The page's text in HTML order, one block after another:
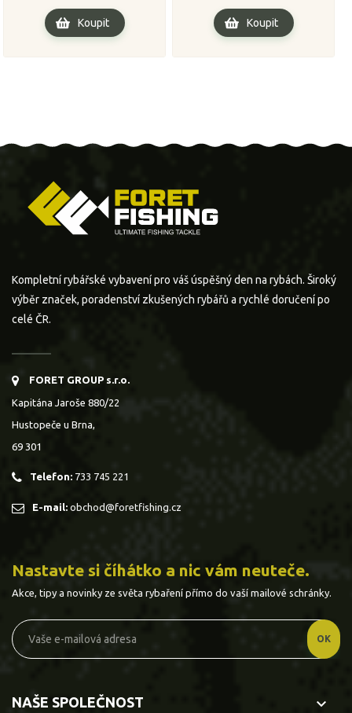
Koupit Koupit
Kompletní rybářské vybavení pro váš úspěšný den na rybách. Široký
výběr značek, poradenství zkušených rybářů a rychlé doručení po
celé ČR.
FORET GROUP s.r.o.
Kapitána Jaroše 880/22
Hustopeče u Brna,
69 301
Telefon: 733 745 221
E-mail: obchod@foretfishing.cz
Nastavte si číhátko a nic vám neuteče.
Akce, tipy a novinky ze světa rybaření přímo do vaší mailové schránky.
NAŠE SPOLEČNOST keyboard_arrow_down